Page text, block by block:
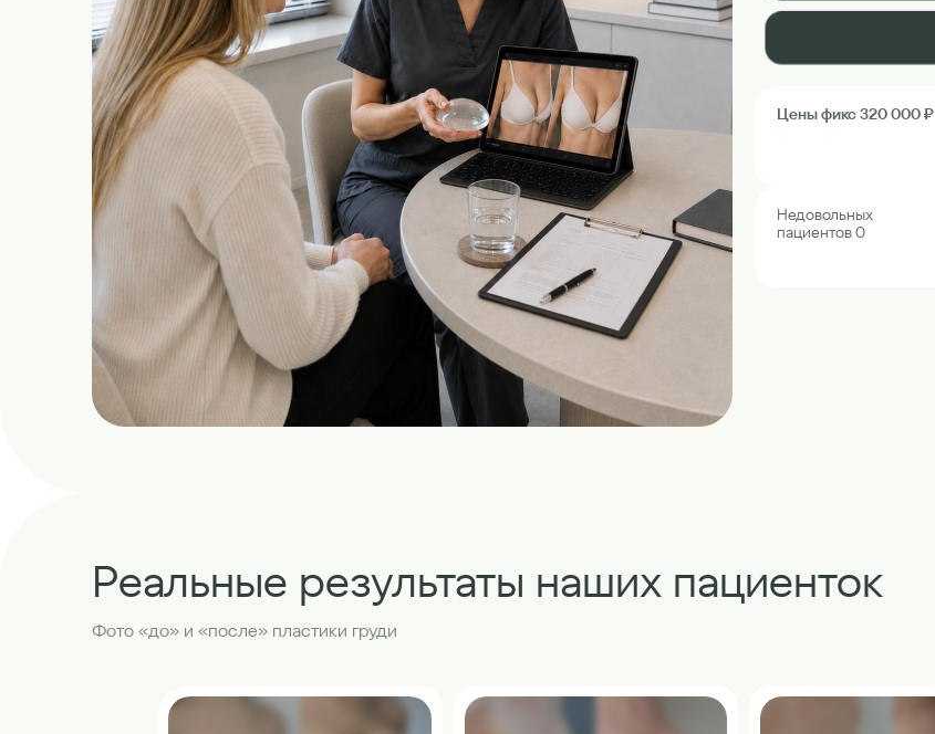
Цены фикс 320 000 ₽
Недовольных
пациентов 0
Реальные результаты наших пациенток
Фото «до» и «после» пластики груди